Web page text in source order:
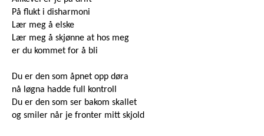
På flukt i disharmoni
Lær meg å elske
Lær meg å skjønne at hos meg
er du kommet for å bli
Du er den som åpnet opp døra
nå løgna hadde full kontroll
Du er den som ser bakom skallet
og smiler når je fronter mitt skjold